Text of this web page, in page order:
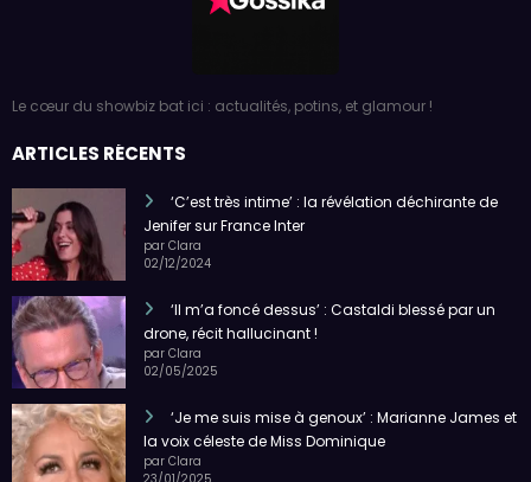
Le cœur du showbiz bat ici : actualités, potins, et glamour !
ARTICLES RÉCENTS
‘C’est très intime’ : la révélation déchirante de
Jenifer sur France Inter
par Clara
02/12/2024
‘Il m’a foncé dessus’ : Castaldi blessé par un
drone, récit hallucinant !
par Clara
02/05/2025
‘Je me suis mise à genoux’ : Marianne James et
la voix céleste de Miss Dominique
par Clara
23/01/2025